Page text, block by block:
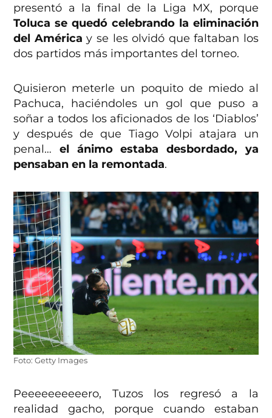
presentó a la final de la Liga MX, porque
Toluca se quedó celebrando la eliminación
del América y se les olvidó que faltaban los
dos partidos más importantes del torneo.
Quisieron meterle un poquito de miedo al
Pachuca, haciéndoles un gol que puso a
soñar a todos los aficionados de los ‘Diablos’
y después de que Tiago Volpi atajara un
penal…el ánimo estaba desbordado, ya
pensaban en la remontada.
Foto: Getty Images
Peeeeeeeeeero, Tuzos los regresó a la
realidad gacho, porque cuando estaban